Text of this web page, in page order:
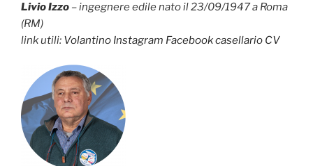
Livio Izzo – ingegnere edile nato il 23/09/1947 a Roma
(RM)
link utili: Volantino Instagram Facebookcasellario CV